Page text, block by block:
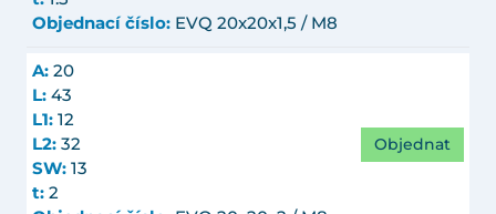
Objednací číslo: EVQ 20x20x1,5 / M8
A: 20
L: 43
L1: 12
L2: 32
SW: 13
t: 2
Objednat